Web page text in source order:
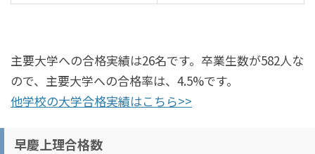
主要大学への合格実績は26名です。卒業生数が582人な
ので、主要大学への合格率は、4.5%です。
他学校の大学合格実績はこちら>>
早慶上理合格数